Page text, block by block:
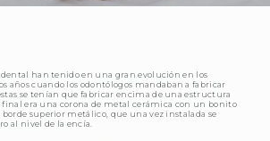
dental han tenido en una gran evolución en los
años cuando los odontólogos mandaban a fabricar
se tenían que fabricar encima de una estructura
final era una corona de metal cerámica con un bonito
superior metálico, que una vez instalada se
al nivel de la encía.